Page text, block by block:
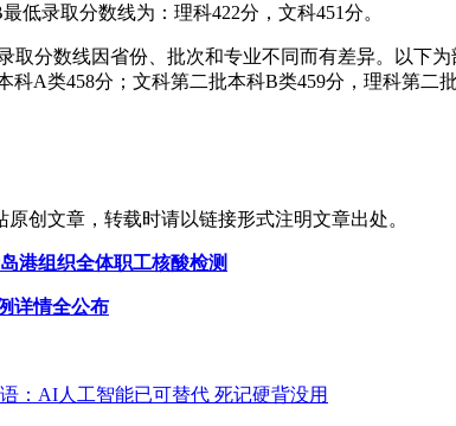
低录取分数线为：理科422分，文科451分。
取分数线因省份、批次和专业不同而有差异。以下
A类458分；文科第二批本科B类459分，理科第二批
创文章，转载时请以链接形式注明文章出处。
港组织全体职工核酸检测
详情全公布